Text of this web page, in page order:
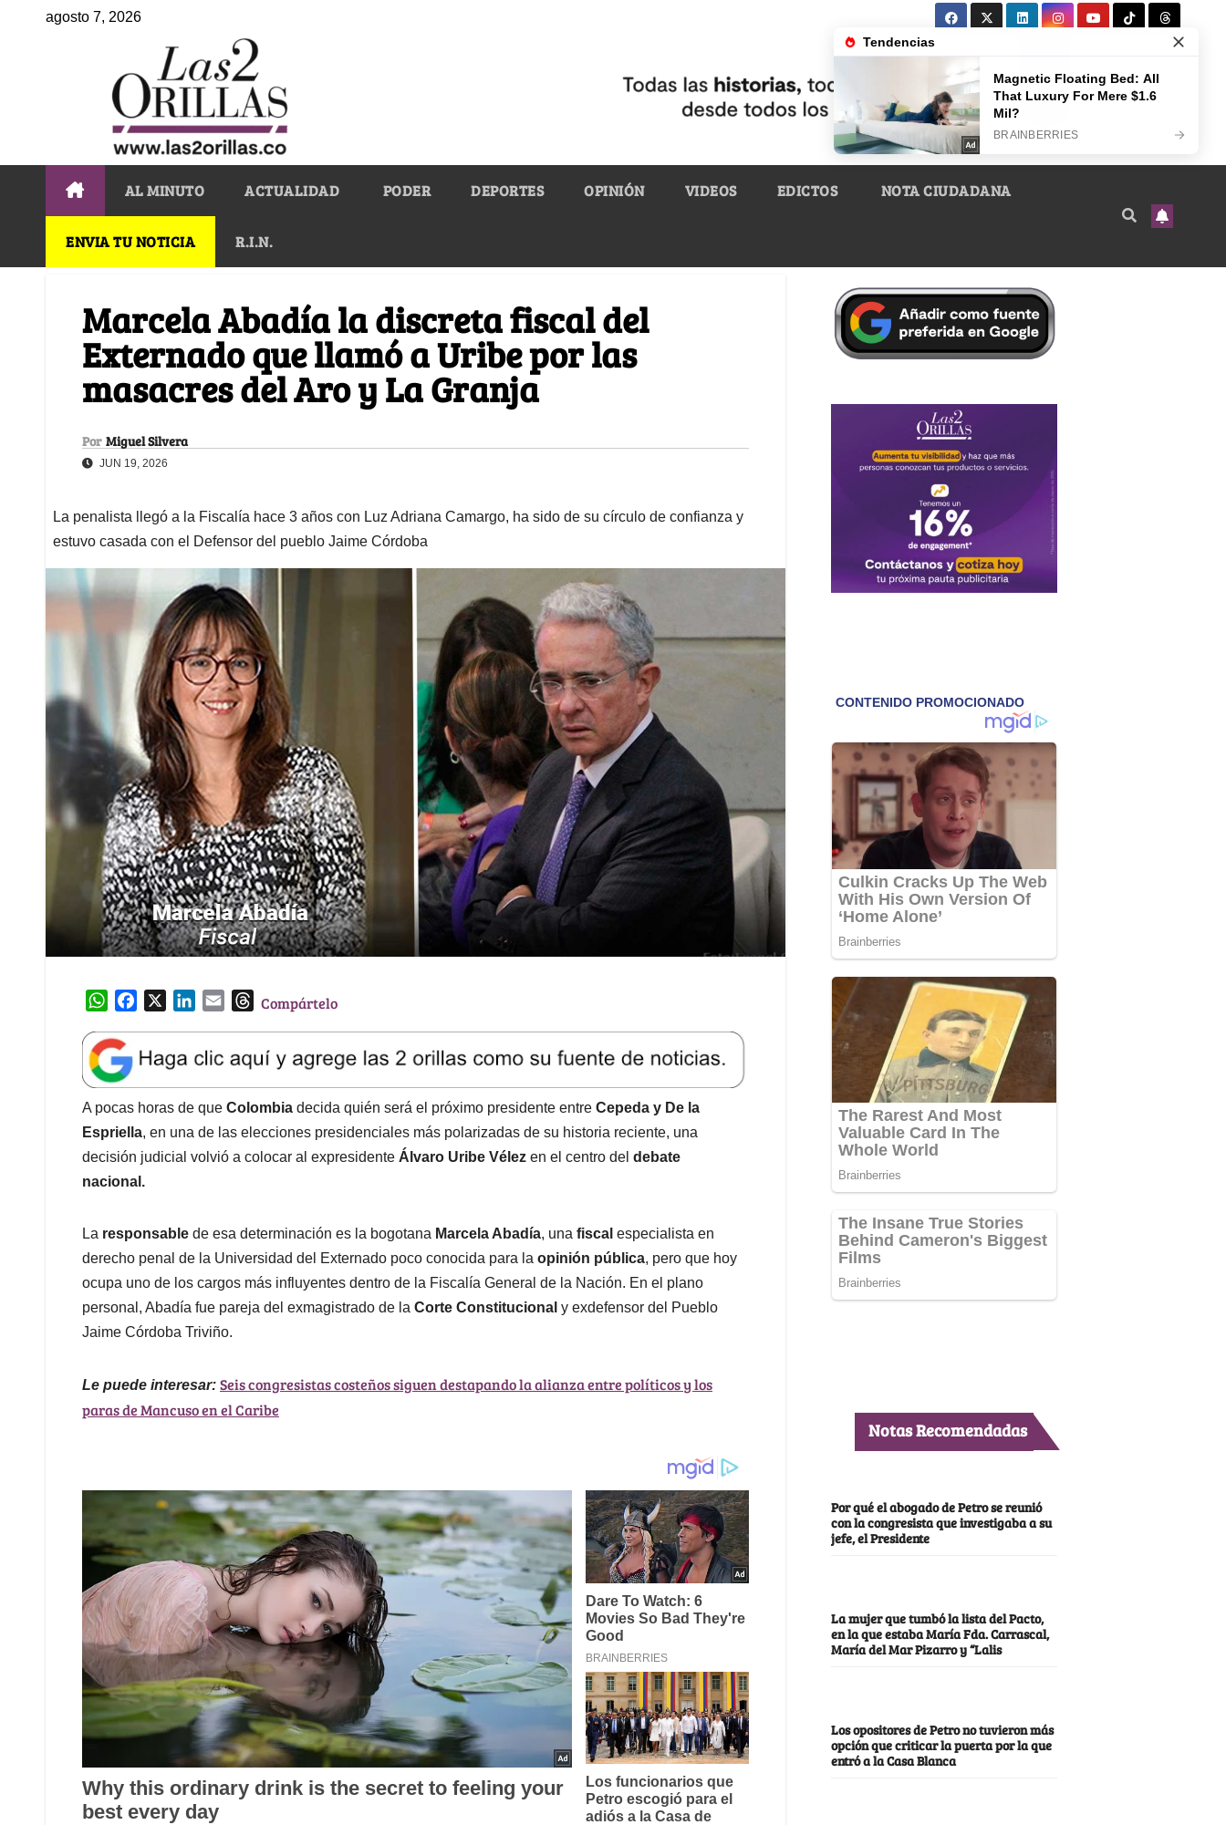
agosto 7, 2026
AL MINUTO ACTUALIDAD PODER DEPORTES OPINIÓN VIDEOS EDICTOS NOTA CIUDADANA
ENVIA TU NOTICIA R.I.N.
Marcela Abadía la discreta fiscal del
Externado que llamó a Uribe por las
masacres del Aro y La Granja
Por Miguel Silvera
JUN 19, 2026
La penalista llegó a la Fiscalía hace 3 años con Luz Adriana Camargo, ha sido de su círculo de confianza y
estuvo casada con el Defensor del pueblo Jaime Córdoba
W
a
t
s
A
p
p
e
b
o
o
k
k
e
d
I
n
l
T
e
a
d
s
Compártelo
A pocas horas de que Colombia decida quién será el próximo presidente entre Cepeda y De la
Espriella, en una de las elecciones presidenciales más polarizadas de su historia reciente, una
decisión judicial volvió a colocar al expresidente Álvaro Uribe Vélez en el centro del debate
nacional.
La responsable de esa determinación es la bogotana Marcela Abadía, una fiscal especialista en
derecho penal de la Universidad del Externado poco conocida para la opinión pública, pero que hoy
ocupa uno de los cargos más influyentes dentro de la Fiscalía General de la Nación. En el plano
personal, Abadía fue pareja del exmagistrado de la Corte Constitucional y exdefensor del Pueblo
Jaime Córdoba Triviño.
Le puede interesar: Seis congresistas costeños siguen destapando la alianza entre políticos y los
paras de Mancuso en el Caribe
Notas Recomendadas
Por qué el abogado de Petro se reunió
con la congresista que investigaba a su
jefe, el Presidente
La mujer que tumbó la lista del Pacto,
en la que estaba María Fda. Carrascal,
María del Mar Pizarro y “Lalis
Los opositores de Petro no tuvieron más
opción que criticar la puerta por la que
entró a la Casa Blanca